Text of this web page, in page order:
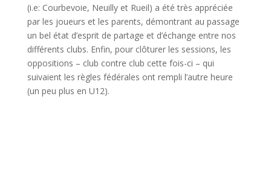
(i.e: Courbevoie, Neuilly et Rueil) a été très appréciée
par les joueurs et les parents, démontrant au passage
un bel état d’esprit de partage et d’échange entre nos
différents clubs. Enfin, pour clôturer les sessions, les
oppositions – club contre club cette fois-ci – qui
suivaient les règles fédérales ont rempli l’autre heure
(un peu plus en U12).